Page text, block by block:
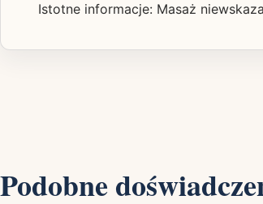
Istotne informacje: Masaż
Podobne